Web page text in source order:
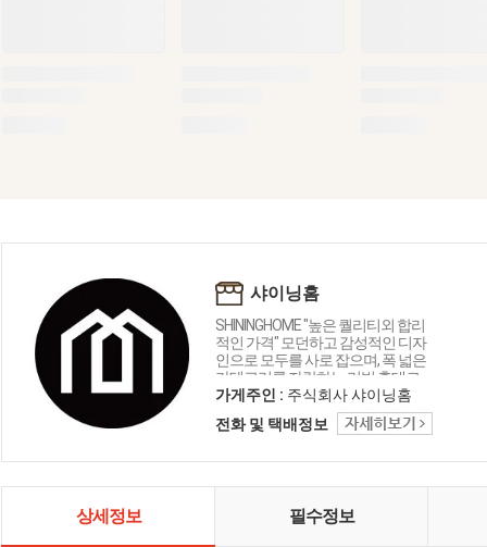
샤이닝홈
SHININGHOME "높은 퀄리티외 합리
적인 가격" 모던하고 감성적인 디자
인으로 모두를 사로 잡으며, 폭 넓은
카테고리를 자랑하는 리빙 홈데코
인테리어 샤이닝홈입니다.
가게주인 : 주식회사 샤이닝홈
전화 및 택배정보
상세정보 필수정보